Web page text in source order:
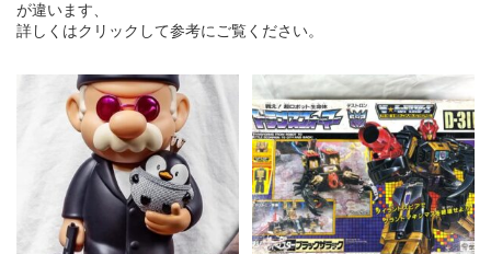
が違います、
詳しくはクリックして参考にご覧ください。